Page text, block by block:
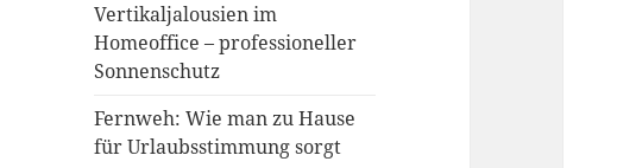
Vertikaljalousien im
Homeoffice – professioneller
Sonnenschutz
Fernweh: Wie man zu Hause
für Urlaubsstimmung sorgt